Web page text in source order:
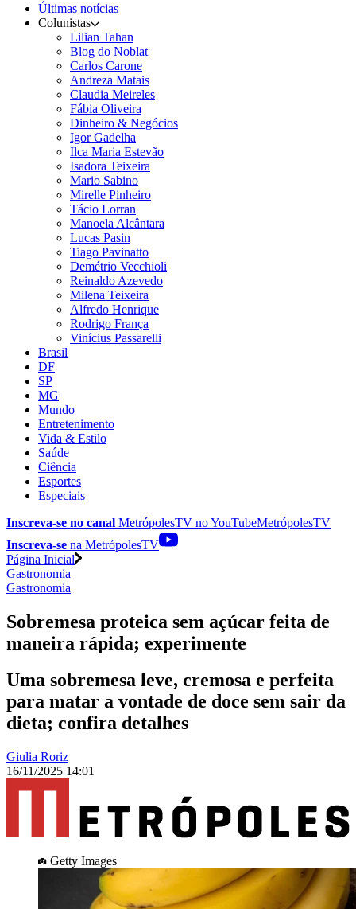
Últimas notícias
Colunistas
Lilian Tahan
Blog do Noblat
Carlos Carone
Andreza Matais
Claudia Meireles
Fábia Oliveira
Dinheiro & Negócios
Igor Gadelha
Ilca Maria Estevão
Isadora Teixeira
Mario Sabino
Mirelle Pinheiro
Tácio Lorran
Manoela Alcântara
Lucas Pasin
Tiago Pavinatto
Demétrio Vecchioli
Reinaldo Azevedo
Milena Teixeira
Alfredo Henrique
Rodrigo França
Vinícius Passarelli
Brasil
DF
SP
MG
Mundo
Entretenimento
Vida & Estilo
Saúde
Ciência
Esportes
Especiais
Inscreva-se no canal MetrópolesTV noYouTubeMetrópolesTV
Inscreva-se na MetrópolesTV
Página Inicial
Gastronomia
Gastronomia
Sobremesa proteica sem açúcar feita de
maneira rápida; experimente
Uma sobremesa leve, cremosa e perfeita
para matar a vontade de doce sem sair da
dieta; confira detalhes
Giulia Roriz
16/11/2025 14:01
Getty Images